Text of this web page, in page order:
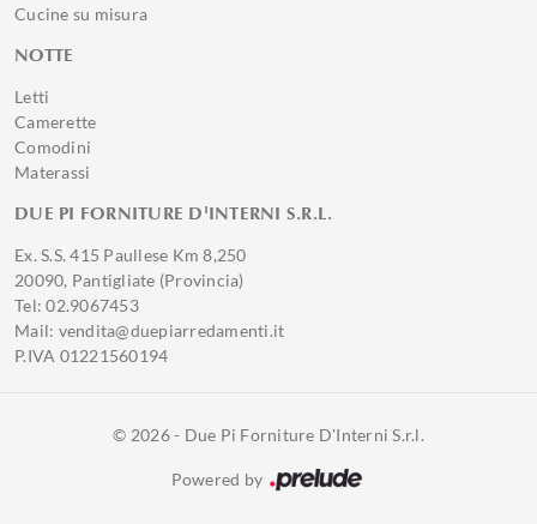
Cucine su misura
NOTTE
Letti
Camerette
Comodini
Materassi
DUE PI FORNITURE D'INTERNI S.R.L.
Ex. S.S. 415 Paullese Km 8,250
20090, Pantigliate (Provincia)
Tel: 02.9067453
Mail: vendita@duepiarredamenti.it
P.IVA 01221560194
© 2026 - Due Pi Forniture D'Interni S.r.l.
Powered by